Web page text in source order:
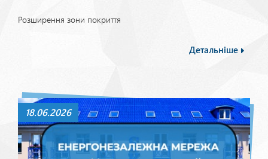
Розширення зони покриття
Детальніше
18.06.2026